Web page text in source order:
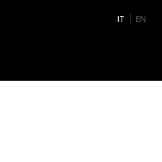
IT EN